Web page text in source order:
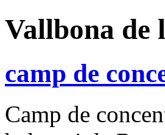
Vallbona de
camp de
Camp de